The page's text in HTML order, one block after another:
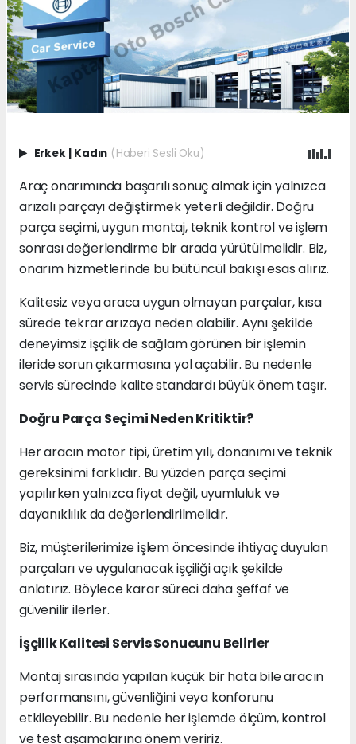
Erkek Kadın (Haberi Sesli Oku)
Araç onarımında başarılı sonuç almak için yalnızca
arızalı parçayı değiştirmek yeterli değildir. Doğru
parça seçimi, uygun montaj, teknik kontrol ve işlem
sonrası değerlendirme bir arada yürütülmelidir. Biz,
onarım hizmetlerinde bu bütüncül bakışı esas alırız.
Kalitesiz veya araca uygun olmayan parçalar, kısa
sürede tekrar arızaya neden olabilir. Aynı şekilde
deneyimsiz işçilik de sağlam görünen bir işlemin
ileride sorun çıkarmasına yol açabilir. Bu nedenle
servis sürecinde kalite standardı büyük önem taşır.
Doğru Parça Seçimi Neden Kritiktir?
Her aracın motor tipi, üretim yılı, donanımı ve teknik
gereksinimi farklıdır. Bu yüzden parça seçimi
yapılırken yalnızca fiyat değil, uyumluluk ve
dayanıklılık da değerlendirilmelidir.
Biz, müşterilerimize işlem öncesinde ihtiyaç duyulan
parçaları ve uygulanacak işçiliği açık şekilde
anlatırız. Böylece karar süreci daha şeffaf ve
güvenilir ilerler.
İşçilik Kalitesi Servis Sonucunu Belirler
Montaj sırasında yapılan küçük bir hata bile aracın
performansını, güvenliğini veya konforunu
etkileyebilir. Bu nedenle her işlemde ölçüm, kontrol
ve test aşamalarına önem veririz.